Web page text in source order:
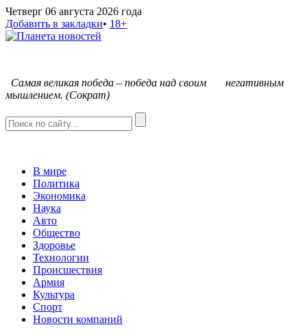
Четверг 06 августа 2026 года
Добавить в закладки• 18+
Самая великая победа – победа над своим негативным
мышлением. (Сократ)
В мире
Политика
Экономика
Наука
Авто
Общество
Здоровье
Технологии
Происшествия
Армия
Культура
Спорт
Новости компаний